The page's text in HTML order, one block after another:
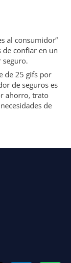
al consumidor”
de confiar en un
de 25 gifs por
de seguros es
ahorro, trato
de